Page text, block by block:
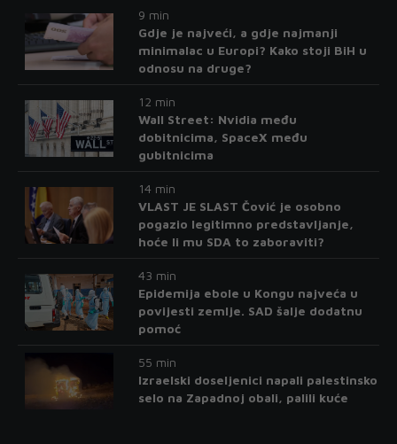
9 min
Gdje je najveći, a gdje najmanji
minimalac u Europi? Kako stoji BiH u
odnosu na druge?
12 min
Wall Street: Nvidia među
dobitnicima, SpaceX među
gubitnicima
14 min
VLAST JE SLAST Čović je osobno
pogazio legitimno predstavljanje,
hoće li mu SDA to zaboraviti?
43 min
Epidemija ebole u Kongu najveća u
povijesti zemlje. SAD šalje dodatnu
pomoć
55 min
Izraelski doseljenici napali palestinsko
selo na Zapadnoj obali, palili kuće